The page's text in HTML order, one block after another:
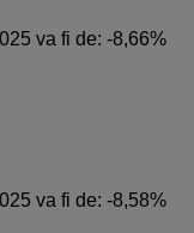
va fi de: -8,66%
va fi de: -8,58%